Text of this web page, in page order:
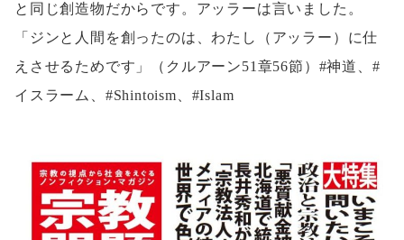
と同じ創造物だからです。アッラーは言いました。
「ジンと人間を創ったのは、わたし（アッラー）に仕
えさせるためです」（クルアーン51章56節）#神道、#
イスラーム、#Shintoism、#Islam